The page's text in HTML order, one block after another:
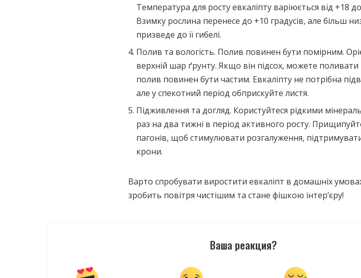
Температура для росту евкаліпту варіюється від +18
Взимку рослина перенесе до +10 градусів, але більш
призведе до її гибелі.
Полив та вологість. Полив повинен бути помірним.
верхній шар ґрунту. Якщо він підсох, можете поливати
полив повинен бути частим. Евкаліпту не потрібна
але у спекотний період обприскуйте листя.
Підживлення та догляд. Користуйтеся рідкими
раз на два тижні в період активного росту.
пагонів, щоб стимулювати розгалуження,
крони.
Варто спробувати виростити евкаліпт в домашніх
зробить повітря чистішим та стане фішкою інтер’єру!
Ваша реакция?